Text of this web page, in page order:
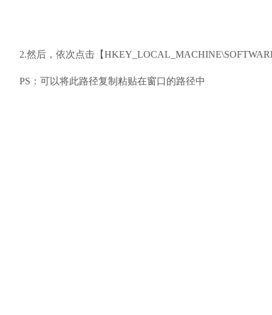
2.然后，依次点击【
PS：可以将此路径复制粘贴在窗口的路径中